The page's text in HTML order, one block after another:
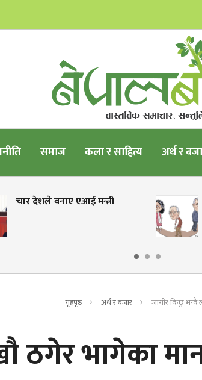
समाज कला र साहित्य अर्थ र
चार देशले बनाए एआई मन्त्री
गृहपृष्ठ अर्थ र बजार जागीर दिन्छु
ठगेर भागेका